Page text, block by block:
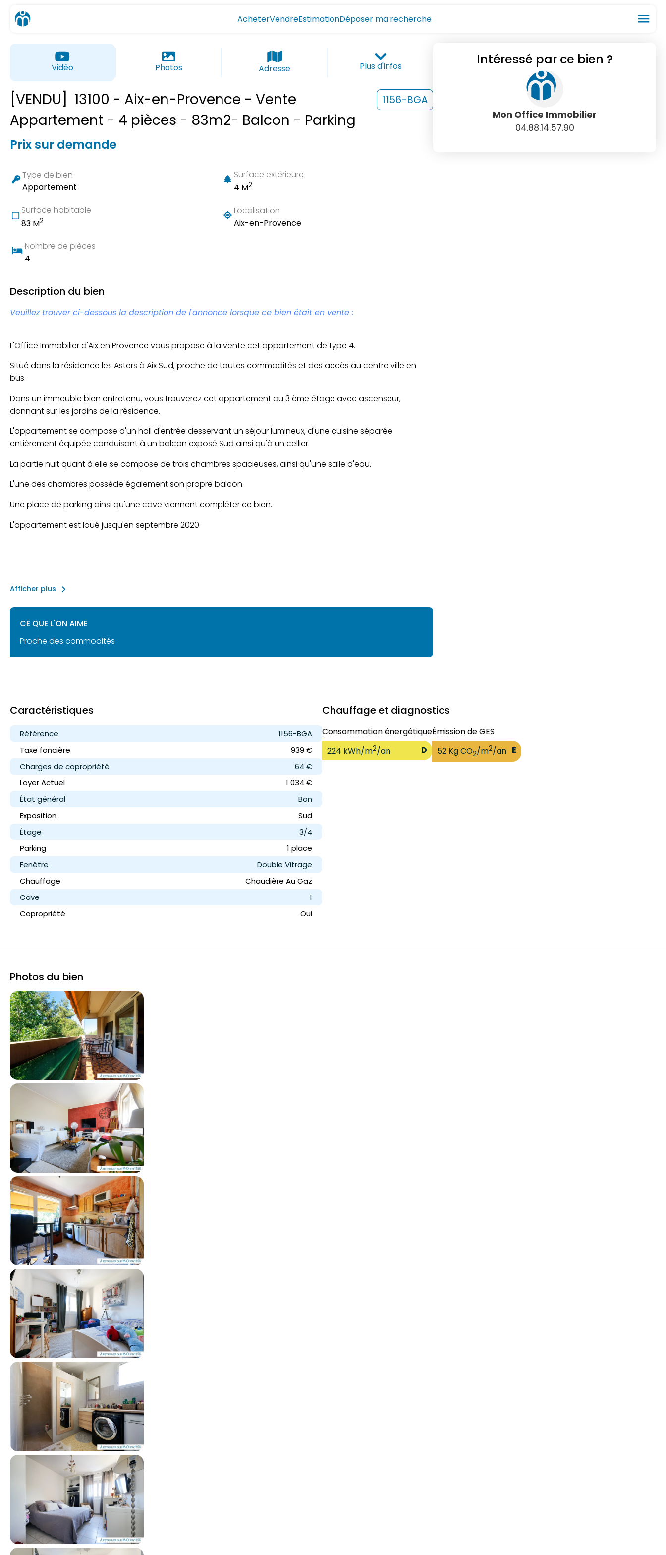
AcheterVendreEstimationDéposer ma recherche menu
Vidéo Photos Adresse Plus d'infos
[VENDU] 13100 - Aix-en-Provence - Vente
Appartement - 4 pièces - 83m2- Balcon - Parking
1156-BGA
Prix sur demande
Type de bien
Appartement
Surface extérieure
4 M2
Surface habitable
83 M2
Localisation
Aix-en-Provence
Nombre de pièces
4
Description du bien
Veuillez trouver ci-dessous la description de l'annonce lorsque ce bien était en vente :
L'Office Immobilier d'Aix en Provence vous propose à la vente cet appartement de type 4.
Situé dans la résidence les Asters à Aix Sud, proche de toutes commodités et des accès au centre ville en
bus.
Dans un immeuble bien entretenu, vous trouverez cet appartement au 3 ème étage avec ascenseur,
donnant sur les jardins de la résidence.
L'appartement se compose d'un hall d'entrée desservant un séjour lumineux, d'une cuisine séparée
entièrement équipée conduisant à un balcon exposé Sud ainsi qu'à un cellier.
La partie nuit quant à elle se compose de trois chambres spacieuses, ainsi qu'une salle d'eau.
L'une des chambres possède également son propre balcon.
Une place de parking ainsi qu'une cave viennent compléter ce bien.
L'appartement est loué jusqu'en septembre 2020.
Afficher plus keyboard_arrow_right
CE QUE L'ON AIME
Proche des commodités
Intéressé par ce bien ?
Mon Office Immobilier
04.88.14.57.90
Caractéristiques
Référence
1156-BGA
Taxe foncière
939 €
Charges de copropriété
64 €
LoyerActuel
1 034 €
État général
Bon
Exposition
Sud
Étage
3/4
Parking
1 place
Fenêtre
Double Vitrage
Chauffage
Chaudière Au Gaz
Cave
1
Copropriété
Oui
Chauffage et diagnostics
Consommation énergétique
224 kWh/m2/an D
Émission de GES
52 Kg CO2/m2/an E
Photos du bien